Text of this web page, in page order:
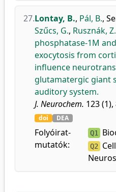
27.Lontay, B., Pál, B.,
Szűcs, G., Rusznák, Z.
phosphatase-1M
exocytosis from
influence
glutamatergic giant
auditory system.
J. Neurochem. 123
doi DEA
Folyóirat-
mutatók:
Q1
Q2